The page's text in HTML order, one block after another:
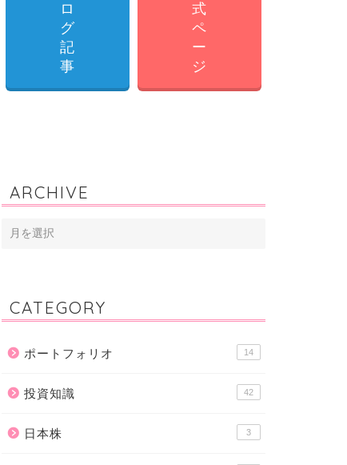
ロ
グ
記
事
式
ペ
ー
ジ
ARCHIVE
CATEGORY
ポートフォリオ 14
投資知識 42
日本株 3